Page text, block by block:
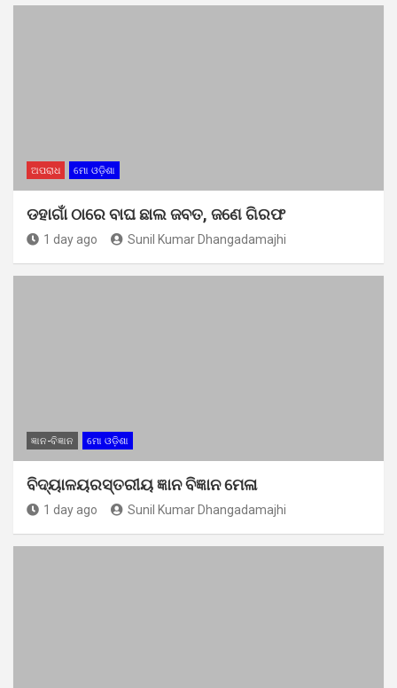
ଅପରାଧ ମୋ ଓଡ଼ିଶା
ଡହାଗାଁ ଠାରେ ବାଘ ଛାଲ ଜବତ, ଜଣେ ଗିରଫ
1 day ago Sunil Kumar Dhangadamajhi
ଜ୍ଞାନ-ବିଜ୍ଞାନ ମୋ ଓଡ଼ିଶା
ବିଦ୍ୟାଳୟରସ୍ତରୀୟ ଜ୍ଞାନ ବିଜ୍ଞାନ ମେଳା
1 day ago Sunil Kumar Dhangadamajhi